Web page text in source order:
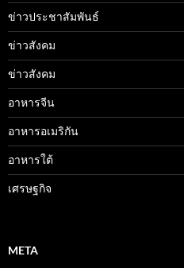
ข่าวประชาสัมพันธ์
ข่าวสังคม
ข่าวสังคม
อาหารจีน
อาหารอเมริกัน
อาหารใต้
เศรษฐกิจ
META